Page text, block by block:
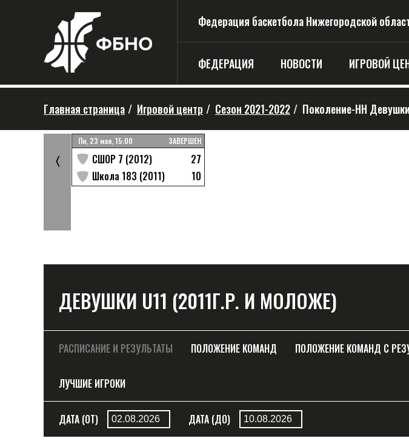
Федерация баскетбола Нижегородской
ФЕДЕРАЦИЯ НОВОСТИ ИГРОВОЙ
Главная страница / Игровой центр / Сезон 2021-2022 / Поколение-НН
22
Пн, 23 мая, 15:00 ЗАВЕРШЕН
СШОР 7 (2012)
27
Школа 183 (2011)
10
〈
ДЕВУШКИ U11 (2011Г.Р. И МОЛОЖЕ)
РАСПИСАНИЕ И РЕЗУЛЬТАТЫ ПОЛОЖЕНИЕ КОМАНД ПОЛОЖЕНИЕ КОМАНД С
ЛУЧШИЕ ИГРОКИ
ДАТА (ОТ) ДАТА (ДО)